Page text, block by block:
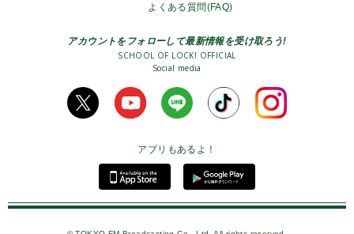
よくある質問(FAQ)
アカウントをフォローして最新情報を受け取ろう!
SCHOOL OF LOCK! OFFICIAL
Social media
アプリもあるよ！